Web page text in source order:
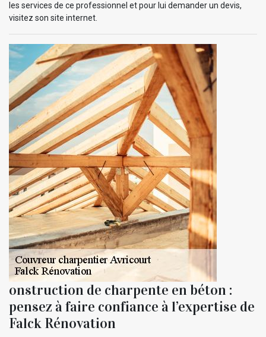
les services de ce professionnel et pour lui demander un devis,
visitez son site internet.
onstruction de charpente en béton :
pensez à faire confiance à l’expertise de
Falck Rénovation